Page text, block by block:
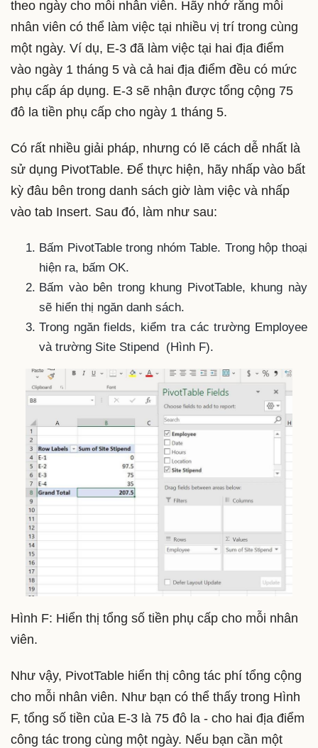
theo ngày cho mỗi nhân viên. Hãy nhớ rằng mỗi
nhân viên có thể làm việc tại nhiều vị trí trong cùng
một ngày. Ví dụ, E-3 đã làm việc tại hai địa điểm
vào ngày 1 tháng 5 và cả hai địa điểm đều có mức
phụ cấp áp dụng. E-3 sẽ nhận được tổng cộng 75
đô la tiền phụ cấp cho ngày 1 tháng 5.
Có rất nhiều giải pháp, nhưng có lẽ cách dễ nhất là
sử dụng PivotTable. Để thực hiện, hãy nhấp vào bất
kỳ đâu bên trong danh sách giờ làm việc và nhấp
vào tab Insert. Sau đó, làm như sau:
Bấm PivotTable trong nhóm Table. Trong hộp thoại
hiện ra, bấm OK.
Bấm vào bên trong khung PivotTable, khung này
sẽ hiển thị ngăn danh sách.
Trong ngăn fields, kiểm tra các trường Employee
và trường Site Stipend (Hình F).
Hình F: Hiển thị tổng số tiền phụ cấp cho mỗi nhân
viên.
Như vậy, PivotTable hiển thị công tác phí tổng cộng
cho mỗi nhân viên. Như bạn có thể thấy trong Hình
F, tổng số tiền của E-3 là 75 đô la - cho hai địa điểm
công tác trong cùng một ngày. Nếu bạn cần một